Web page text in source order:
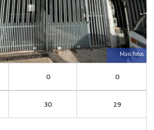
Mais fotos
0 0
30 29